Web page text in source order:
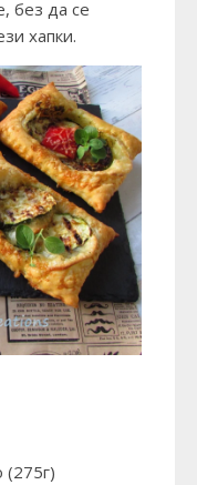
без да се
хапки.
(275г)